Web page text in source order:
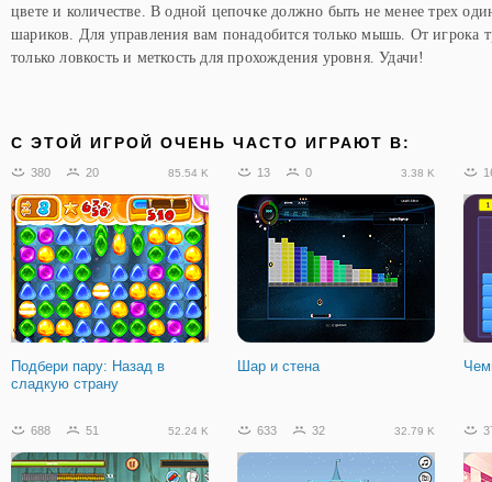
цвете и количестве. В одной цепочке должно быть не менее трех
шариков. Для управления вам понадобится только мышь. От игрока
только ловкость и меткость для прохождения уровня. Удачи!
C ЭТОЙ ИГРОЙ ОЧЕНЬ ЧАСТО ИГРАЮТ В:
380 20 85.54 K
Подбери пару: Назад в
сладкую страну
13 0 3.38 K
Шар и стена
688 51 52.24 K 633 32 32.79 K